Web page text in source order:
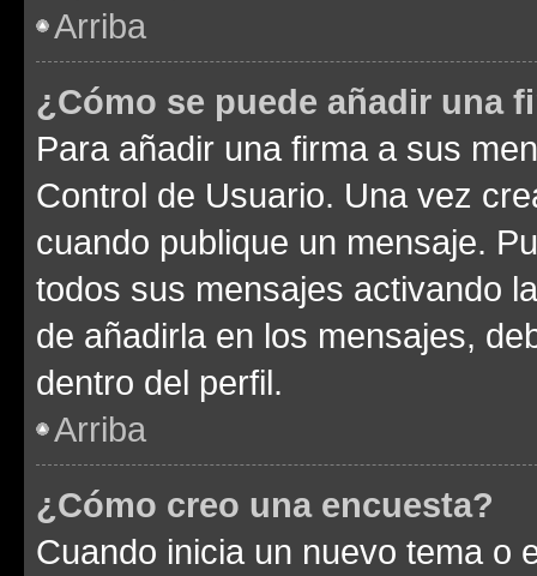
Arriba
¿Cómo se puede añadir una
Para añadir una firma a sus
Control de Usuario. Una vez
cuando publique un mensaje.
todos sus mensajes activando
de añadirla en los mensajes,
dentro del perfil.
Arriba
¿Cómo creo una encuesta?
Cuando inicia un nuevo tema o